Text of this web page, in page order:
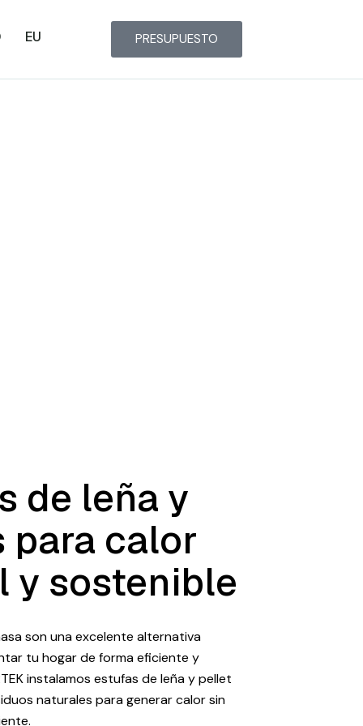
EU PRESUPUESTO
de leña y
para calor
y sostenible
son una excelente alternativa
tu hogar de forma eficiente y
instalamos estufas de leña y pellet
naturales para generar calor sin